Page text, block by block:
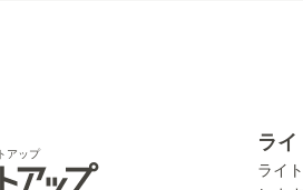
アップ
ラ
ライ